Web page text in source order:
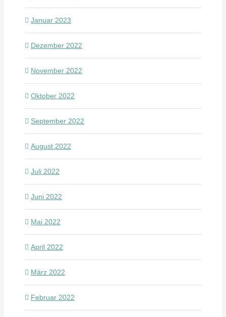
Januar 2023
Dezember 2022
November 2022
Oktober 2022
September 2022
August 2022
Juli 2022
Juni 2022
Mai 2022
April 2022
März 2022
Februar 2022